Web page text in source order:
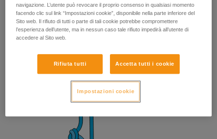
navigazione. L’utente può revocare il proprio consenso in qualsiasi momento
facendo clic sul link “Impostazioni cookie”, disponibile nella parte inferiore del
Sito web. Il rifiuto di tutti o parte di tali cookie potrebbe compromettere
l’esperienza dell’utente, ma in nessun caso tale rifiuto impedirà all’utente di
accedere al Sito web.
Rifiuta tutti Accetta tutti i cookie
Impostazioni cookie